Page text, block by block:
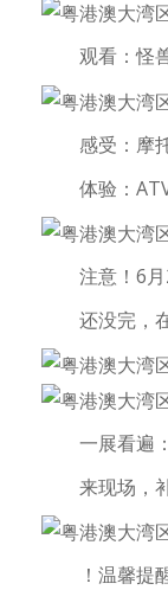
观看：怪
感受：摩
体验：
注意！6
还没完，
一展看遍
来现场，
！温馨提